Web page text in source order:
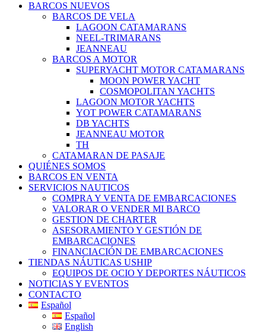
BARCOS NUEVOS
BARCOS DE VELA
LAGOON CATAMARANS
NEEL-TRIMARANS
JEANNEAU
BARCOS A MOTOR
SUPERYACHT MOTOR CATAMARANS
MOON POWER YACHT
COSMOPOLITAN YACHTS
LAGOON MOTOR YACHTS
YOT POWER CATAMARANS
DB YACHTS
JEANNEAU MOTOR
TH
CATAMARAN DE PASAJE
QUIÉNES SOMOS
BARCOS EN VENTA
SERVICIOS NAUTICOS
COMPRA Y VENTA DE EMBARCACIONES
VALORAR O VENDER MI BARCO
GESTION DE CHARTER
ASESORAMIENTO Y GESTIÓN DE
EMBARCACIONES
FINANCIACIÓN DE EMBARCACIONES
TIENDAS NÁUTICAS USHIP
EQUIPOS DE OCIO Y DEPORTES NÁUTICOS
NOTICIAS Y EVENTOS
CONTACTO
Español
Español
English